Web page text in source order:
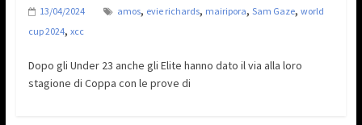
13/04/2024 amos, evie richards, mairipora, Sam Gaze, world
cup 2024, xcc
Dopo gli Under 23 anche gli Elite hanno dato il via alla loro
stagione di Coppa con le prove di